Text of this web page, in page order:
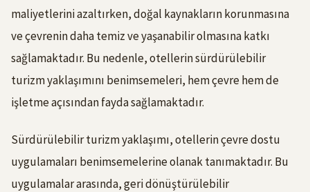
maliyetlerini azaltırken, doğal kaynakların korunmasına
ve çevrenin daha temiz ve yaşanabilir olmasına katkı
sağlamaktadır. Bu nedenle, otellerin sürdürülebilir
turizm yaklaşımını benimsemeleri, hem çevre hem de
işletme açısından fayda sağlamaktadır.
Sürdürülebilir turizm yaklaşımı, otellerin çevre dostu
uygulamaları benimsemelerine olanak tanımaktadır. Bu
uygulamalar arasında, geri dönüştürülebilir